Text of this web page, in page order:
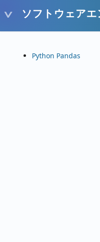
ソフトウェア
Python Pandas